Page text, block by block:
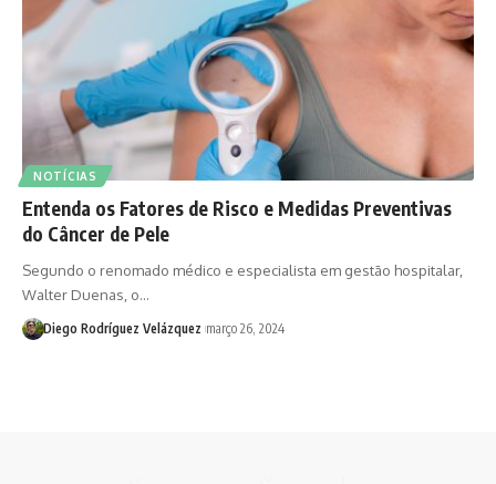
NOTÍCIAS
Entenda os Fatores de Risco e Medidas Preventivas
do Câncer de Pele
Segundo o renomado médico e especialista em gestão hospitalar,
Walter Duenas, o…
Diego Rodríguez Velázquez março 26, 2024